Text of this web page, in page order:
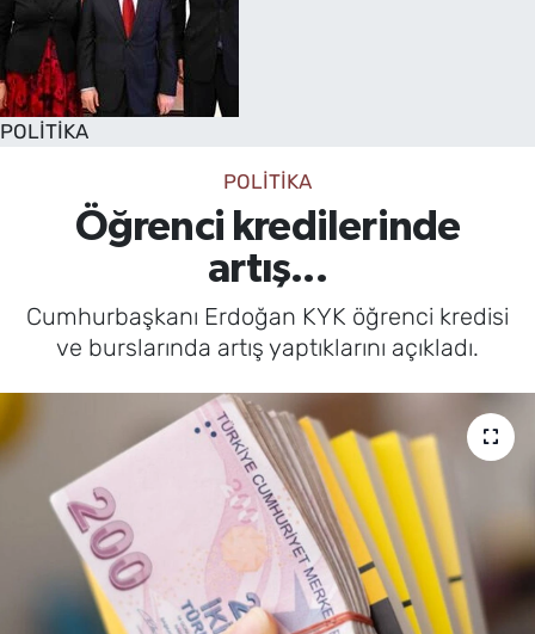
POLİTİKA
POLİTİKA
Öğrenci kredilerinde
artış...
Cumhurbaşkanı Erdoğan KYK öğrenci kredisi
ve burslarında artış yaptıklarını açıkladı.